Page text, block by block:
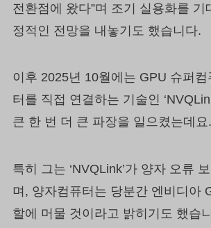
전환점에 왔다”며 조기 실용화를 기
정적인 전망을 내놓기도 했습니다.
이후 2025년 10월에는 GPU 슈퍼
터를 직접 연결하는 기술인
큰 한 번 더 큰 파장을 일으켰는데요.
특히 그는 ‘NVQLink’가 양자 오류
며, 양자컴퓨터는 당분간 엔비디아
할에 머물 것이라고 밝히기도 했습